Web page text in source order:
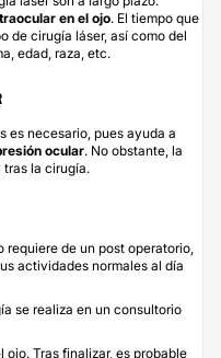
en el ojo. El tiempo que
de cirugía láser, así como del
edad, raza, etc.
es necesario, pues ayuda a
ocular. No obstante, la
tras la cirugía.
requiere de un post operatorio,
actividades normales al día
se realiza en un consultorio
Tras finalizar, es probable